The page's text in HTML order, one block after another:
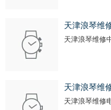
天津浪琴维
天津浪琴维修
天津浪琴维
天津浪琴维修